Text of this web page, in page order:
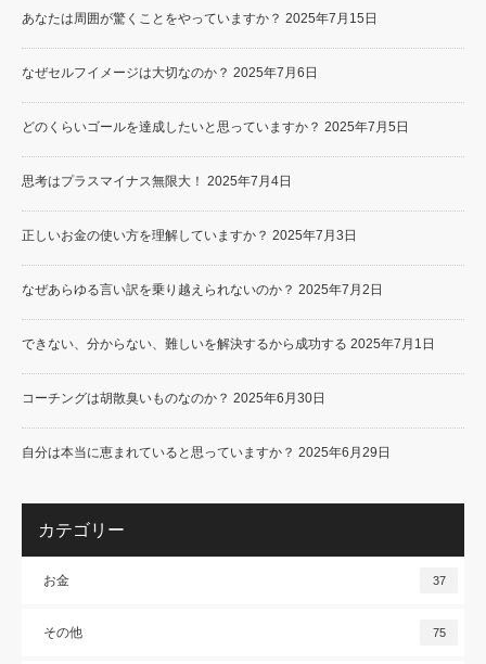
あなたは周囲が驚くことをやっていますか？ 2025年7月15日
なぜセルフイメージは大切なのか？ 2025年7月6日
どのくらいゴールを達成したいと思っていますか？ 2025年7月5日
思考はプラスマイナス無限大！ 2025年7月4日
正しいお金の使い方を理解していますか？ 2025年7月3日
なぜあらゆる言い訳を乗り越えられないのか？ 2025年7月2日
できない、分からない、難しいを解決するから成功する 2025年7月1日
コーチングは胡散臭いものなのか？ 2025年6月30日
自分は本当に恵まれていると思っていますか？ 2025年6月29日
カテゴリー
お金 37
その他 75